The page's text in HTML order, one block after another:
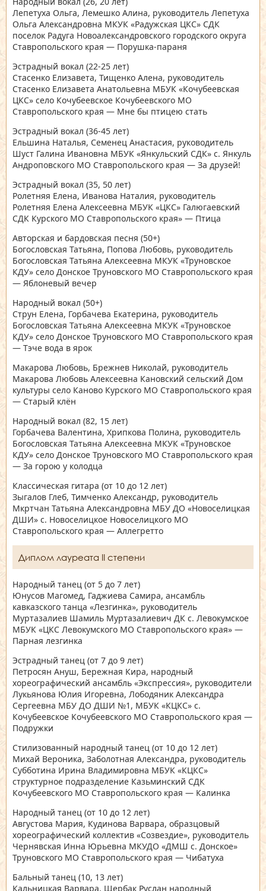
Лепетуха Ольга, Лемешко Алина, руководитель Лепетуха
Ольга Александровна МКУК «Радужская ЦКС» СДК
поселок Радуга Новоалександровского городского округа
Ставропольского края — Порушка-параня
Эстрадный вокал (22-25 лет)
Стасенко Елизавета, Тищенко Алена, руководитель
Стасенко Елизавета Анатольевна МБУК «Кочубеевская
ЦКС» село Кочубеевское Кочубеевского МО
Ставропольского края — Мне бы птицею стать
Эстрадный вокал (36-45 лет)
Ельшина Наталья, Семенец Анастасия, руководитель
Шуст Галина Ивановна МБУК «Янкульский СДК» с. Янкуль
Андроповского МО Ставропольского края — За друзей!
Эстрадный вокал (35, 50 лет)
Ролетняя Елена, Иванова Наталия, руководитель
Ролетняя Елена Алексеевна МБУК «ЦКС» Галюгаевский
СДК Курского МО Ставропольского края» — Птица
Авторская и бардовская песня (50+)
Богословская Татьяна, Попова Любовь, руководитель
Богословская Татьяна Алексеевна МКУК «Труновское
КДУ» село Донское Труновского МО Ставропольского края
— Яблоневый вечер
Народный вокал (50+)
Струн Елена, Горбачева Екатерина, руководитель
Богословская Татьяна Алексеевна МКУК «Труновское
КДУ» село Донское Труновского МО Ставропольского края
— Тэче вода в ярок
Макарова Любовь, Брежнев Николай, руководитель
Макарова Любовь Алексеевна Кановский сельский Дом
культуры село Каново Курского МО Ставропольского края
— Старый клён
Народный вокал (82, 15 лет)
Горбачева Валентина, Хрипкова Полина, руководитель
Богословская Татьяна Алексеевна МКУК «Труновское
КДУ» село Донское Труновского МО Ставропольского края
— За горою у колодца
Классическая гитара (от 10 до 12 лет)
Зыгалов Глеб, Тимченко Александр, руководитель
Мкртчан Татьяна Александровна МБУ ДО «Новоселицкая
ДШИ» с. Новоселицкое Новоселицкого МО
Ставропольского края — Аллегретто
Диплом лауреата II степени
Народный танец (от 5 до 7 лет)
Юнусов Магомед, Гаджиева Самира, ансамбль
кавказского танца «Лезгинка», руководитель
Муртазалиев Шамиль Муртазалиевич ДК с. Левокумское
МБУК «ЦКС Левокумского МО Ставропольского края» —
Парная лезгинка
Эстрадный танец (от 7 до 9 лет)
Петросян Ануш, Бережная Кира, народный
хореографический ансамбль «Экспрессия», руководители
Лукьянова Юлия Игоревна, Лободяник Александра
Сергеевна МБУ ДО ДШИ №1, МБУК «КЦКС» с.
Кочубеевское Кочубеевского МО Ставропольского края —
Подружки
Стилизованный народный танец (от 10 до 12 лет)
Михай Вероника, Заболотная Александра, руководитель
Субботина Ирина Владимировна МБУК «КЦКС»
структурное подразделение Казьминский СДК
Кочубеевского МО Ставропольского края — Калинка
Народный танец (от 10 до 12 лет)
Августова Мария, Кудинова Варвара, образцовый
хореографический коллектив «Созвездие», руководитель
Чернявская Инна Юрьевна МКУДО «ДМШ с. Донское»
Труновского МО Ставропольского края — Чибатуха
Бальный танец (10, 13 лет)
Кальницкая Варвара, Щербак Руслан народный